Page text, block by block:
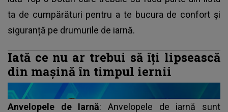
ta de cumpărături pentru a te bucura de confort și
siguranță pe drumurile de iarnă.
Iată ce nu ar trebui să îți lipsească
din mașină în timpul iernii
Anvelopele de Iarnă: Anvelopele de iarnă sunt